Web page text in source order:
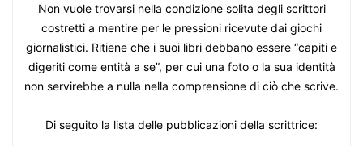
Non vuole trovarsi nella condizione solita degli scrittori
costretti a mentire per le pressioni ricevute dai giochi
giornalistici. Ritiene che i suoi libri debbano essere “capiti e
digeriti come entità a se”, per cui una foto o la sua identità
non servirebbe a nulla nella comprensione di ciò che scrive.
Di seguito la lista delle pubblicazioni della scrittrice: